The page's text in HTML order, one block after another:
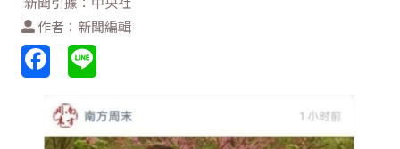
作者：新聞編輯